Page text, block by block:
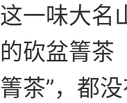
这一味大名
的砍盆箐茶
箐茶”，都